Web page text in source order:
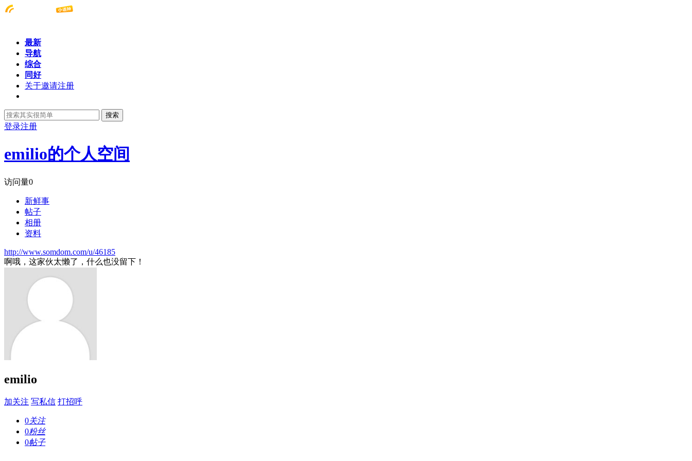
最新
导航
综合
同好
关于邀请注册
搜索
登录注册
emilio的个人空间
访问量0
新鲜事
帖子
相册
资料
http://www.somdom.com/u/46185
啊哦，这家伙太懒了，什么也没留下！
emilio
加关注 写私信 打招呼
0关注
0粉丝
0帖子